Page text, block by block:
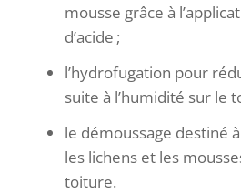
mousse grâce à
d’acide ;
l’hydrofugation pour
suite à l’humidité sur le
le démoussage destiné
les lichens et les
toiture.